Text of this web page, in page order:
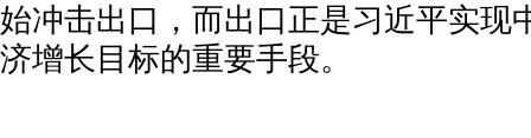
始冲击出口，而出口正是习近平实现
济增长目标的重要手段。